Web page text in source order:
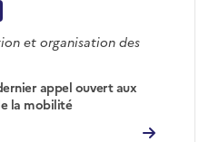
et organisation des
appel ouvert aux
la mobilité